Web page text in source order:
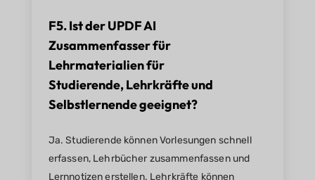
F5. Ist der UPDF AI
Zusammenfasser für
Lehrmaterialien für
Studierende, Lehrkräfte und
Selbstlernende geeignet?
Ja. Studierende können Vorlesungen schnell
erfassen, Lehrbücher zusammenfassen und
Lernnotizen erstellen. Lehrkräfte können